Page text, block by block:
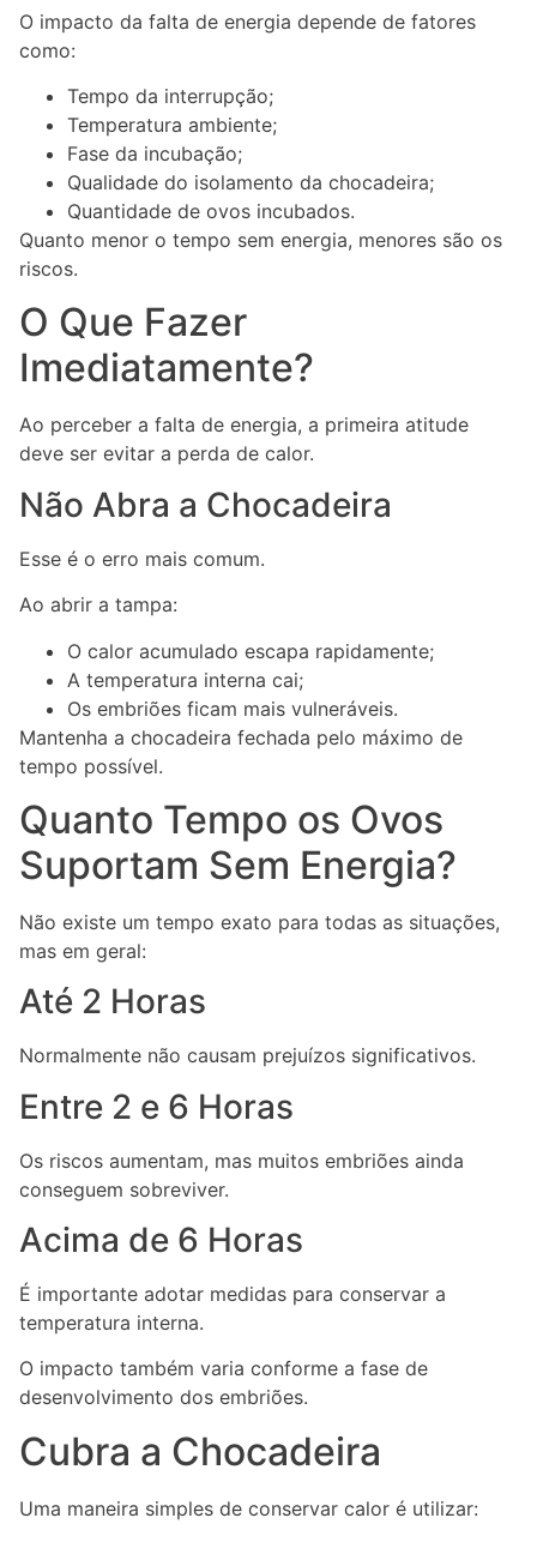
O impacto da falta de energia depende de fatores
como:
Tempo da interrupção;
Temperatura ambiente;
Fase da incubação;
Qualidade do isolamento da chocadeira;
Quantidade de ovos incubados.
Quanto menor o tempo sem energia, menores são os
riscos.
O Que Fazer
Imediatamente?
Ao perceber a falta de energia, a primeira atitude
deve ser evitar a perda de calor.
Não Abra a Chocadeira
Esse é o erro mais comum.
Ao abrir a tampa:
O calor acumulado escapa rapidamente;
A temperatura interna cai;
Os embriões ficam mais vulneráveis.
Mantenha a chocadeira fechada pelo máximo de
tempo possível.
Quanto Tempo os Ovos
Suportam Sem Energia?
Não existe um tempo exato para todas as situações,
mas em geral:
Até 2 Horas
Normalmente não causam prejuízos significativos.
Entre 2 e 6 Horas
Os riscos aumentam, mas muitos embriões ainda
conseguem sobreviver.
Acima de 6 Horas
É importante adotar medidas para conservar a
temperatura interna.
O impacto também varia conforme a fase de
desenvolvimento dos embriões.
Cubra a Chocadeira
Uma maneira simples de conservar calor é utilizar: